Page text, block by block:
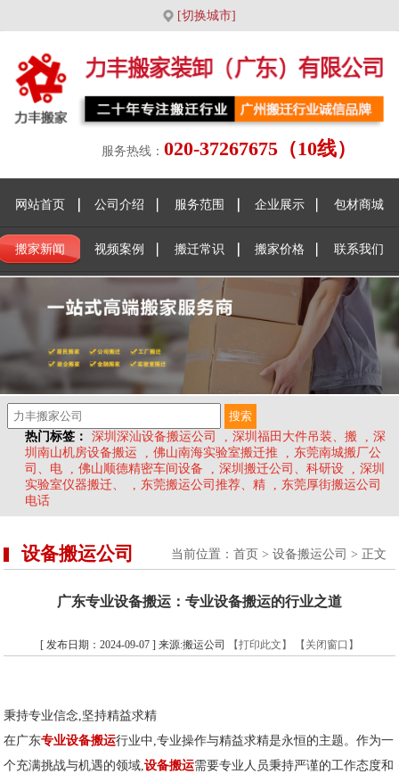
[切换城市]
服务热线： 020-37267675（10线）
网站首页 公司介绍 服务范围 企业展示 包材商城
搬家新闻 视频案例 搬迁常识 搬家价格 联系我们
热门标签： 深圳深汕设备搬运公司 , 深圳福田大件吊装、搬 , 深
圳南山机房设备搬运
, 佛山南海实验室搬迁推 , 东莞南城搬厂公
司、电
, 佛山顺德精密车间设备 , 深圳搬迁公司、科研设 , 深圳
实验室仪器搬迁、
, 东莞搬运公司推荐、精 , 东莞厚街搬运公司
电话
设备搬运公司 当前位置： 首页 > 设备搬运公司 > 正文
广东专业设备搬运：专业设备搬运的行业之道
[ 发布日期：2024-09-07 ] 来源:搬运公司 【打印此文】 【关闭窗口】
秉持专业信念,坚持精益求精
在广东专业设备搬运行业中,专业操作与精益求精是永恒的主题。作为一
个充满挑战与机遇的领域,设备搬运需要专业人员秉持严谨的工作态度和